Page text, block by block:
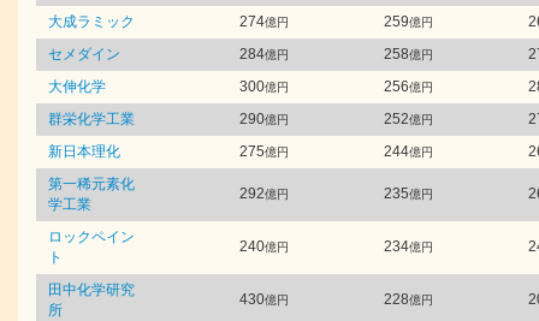
大成ラミック 274億円 259億円
セメダイン
284億円 258億円
大伸化学
300億円 256億円
群栄化学工業
290億円 252億円
新日本理化
275億円 244億円
第一稀元素化
学工業
292億円 235億円
ロックペイン
ト
240億円 234億円
田中化学研究
所
430億円 228億円